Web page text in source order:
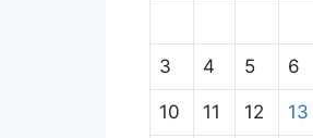
3 4 5 6
10 11 12 13